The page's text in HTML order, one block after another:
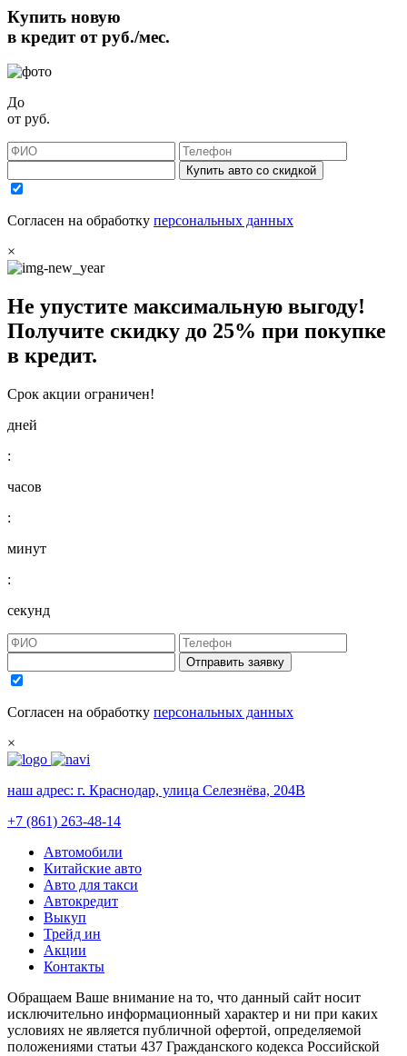
Купить новую
в кредит отруб./мес.
До
от руб.
Купить авто со скидкой
Согласен на обработку персональных данных
×
Не упустите максимальную выгоду!
Получите скидку до 25% при покупке
в кредит.
Срок акции ограничен!
дней
:
часов
:
минут
:
секунд
Отправить заявку
Согласен на обработку персональных данных
×
наш адрес: г. Краснодар, улица Селезнёва, 204В
+7 (861) 263-48-14
Автомобили
Китайские авто
Авто для такси
Автокредит
Выкуп
Трейд ин
Акции
Контакты
Обращаем Ваше внимание на то, что данный сайт носит
исключительно информационный характер и ни при каких
условиях не является публичной офертой, определяемой
положениями статьи 437 Гражданского кодекса Российской